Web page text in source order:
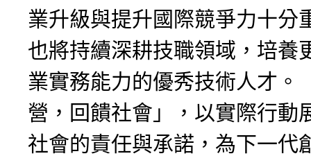
業升級與提升國際競爭力十分
也將持續深耕技職領域，培養
業實務能力的優秀技術人才。
營，回饋社會」，以實際行動
社會的責任與承諾，為下一代